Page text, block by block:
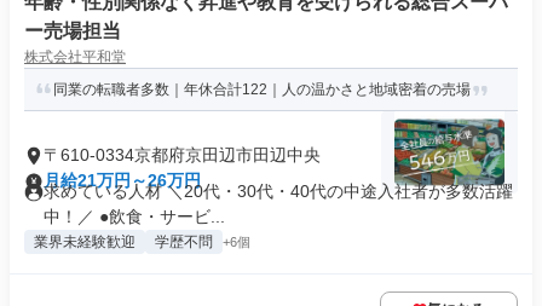
ー売場担当
株式会社平和堂
同業の転職者多数｜年休合計122｜人の温かさと地域密着の売場
〒610-0334京都府京田辺市田辺中央
月給21万円～26万円
求めている人材 ＼20代・30代・40代の中途入社者が多数活躍
中！／ ●飲食・サービ...
業界未経験歓迎 学歴不問 +6個